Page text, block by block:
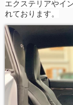
エクステリアやイ
れております。